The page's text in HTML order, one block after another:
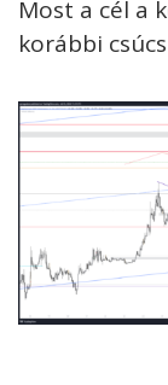
Most a cél a
korábbi